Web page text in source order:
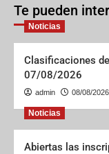
Te pueden
Noticias
Clasificaciones
07/08/2026
admin 08/08/2026
Noticias
Abiertas las